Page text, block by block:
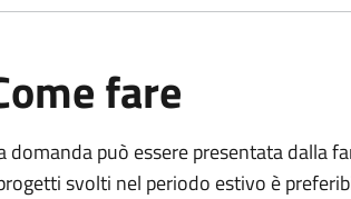
fare
domanda può essere presentata dalla
svolti nel periodo estivo è